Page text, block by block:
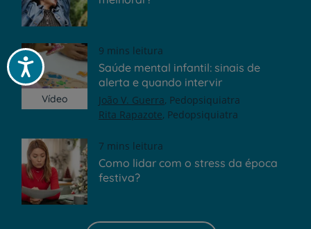
Acessibilidade
Vídeo
9 mins leitura
Saúde mental infantil: sinais de
alerta e quando intervir
João V. Guerra Pedopsiquiatra
Rita Rapazote Pedopsiquiatra
7 mins leitura
Como lidar com o stress da época
festiva?